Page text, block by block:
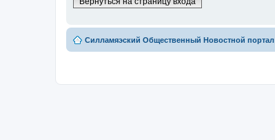
Силламяэский Общественный Новостной портал